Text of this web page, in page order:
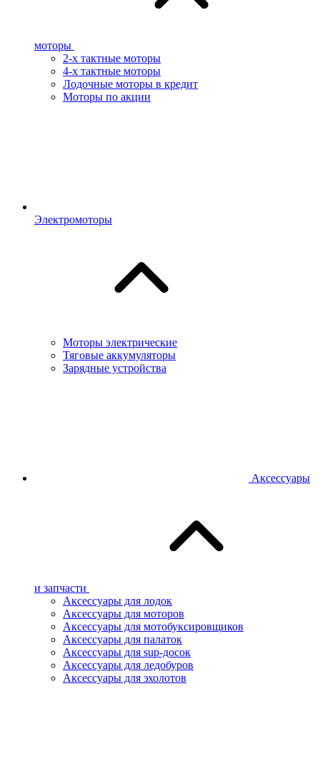
моторы
2-х тактные моторы
4-х тактные моторы
Лодочные моторы в кредит
Моторы по акции
Электромоторы
Моторы электрические
Тяговые аккумуляторы
Зарядные устройства
Аксессуары
и запчасти
Аксессуары для лодок
Аксессуары для моторов
Аксессуары для мотобуксировщиков
Аксессуары для палаток
Аксессуары для sup-досок
Аксессуары для ледобуров
Аксессуары для эхолотов